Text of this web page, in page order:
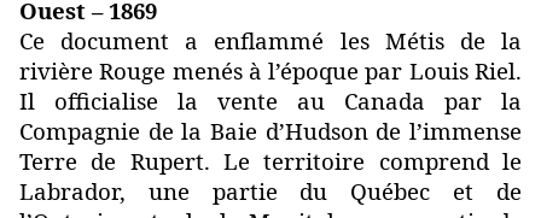
Ouest – 1869
Ce document a enflammé les Métis de la
rivière Rouge menés à l’époque par Louis Riel.
Il officialise la vente au Canada par la
Compagnie de la Baie d’Hudson de l’immense
Terre de Rupert. Le territoire comprend le
Labrador, une partie du Québec et de